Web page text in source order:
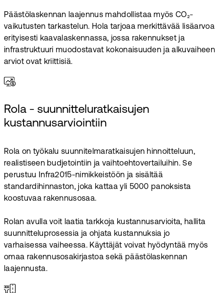
Päästölaskennan laajennus mahdollistaa myös CO₂-
vaikutusten tarkastelun. Hola tarjoaa merkittävää lisäarvoa
erityisesti kaavalaskennassa, jossa rakennukset ja
infrastruktuuri muodostavat kokonaisuuden ja alkuvaiheen
arviot ovat kriittisiä.
Rola - suunnitteluratkaisujen
kustannusarviointiin
Rola on työkalu suunnitelmaratkaisujen hinnoitteluun,
realistiseen budjetointiin ja vaihtoehtovertailuihin. Se
perustuu Infra2015-nimikkeistöön ja sisältää
standardihinnaston, joka kattaa yli 5000 panoksista
koostuvaa rakennusosaa.
Rolan avulla voit laatia tarkkoja kustannusarvioita, hallita
suunnitteluprosessia ja ohjata kustannuksia jo
varhaisessa vaiheessa. Käyttäjät voivat hyödyntää myös
omaa rakennusosakirjastoa sekä päästölaskennan
laajennusta.